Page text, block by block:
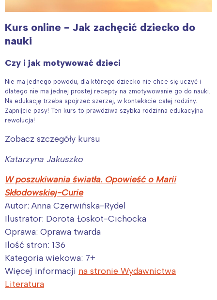
Kurs online - Jak zachęcić dziecko do
nauki
Czy i jak motywować dzieci
Nie ma jednego powodu, dla którego dziecko nie chce się uczyć i
dlatego nie ma jednej prostej recepty na zmotywowanie go do nauki.
Na edukację trzeba spojrzeć szerzej, w kontekście całej rodziny.
Zapnijcie pasy! Ten kurs to prawdziwa szybka rodzinna edukacyjna
rewolucja!
Zobacz szczegóły kursu
Katarzyna Jakuszko
W poszukiwania światła. Opowieść o Marii
Skłodowskiej-Curie
Autor: Anna Czerwińska-Rydel
Ilustrator: Dorota Łoskot-Cichocka
Oprawa: Oprawa twarda
Ilość stron: 136
Kategoria wiekowa: 7+
Więcej informacji na stronie Wydawnictwa
Literatura
Interesują mnie wydarzenia z
tego regionu:
Łódź
Wrocław
Wszystkie
Wybieram